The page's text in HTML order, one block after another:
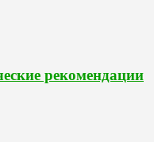
рекомендации